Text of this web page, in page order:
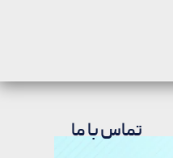
تماس با ما